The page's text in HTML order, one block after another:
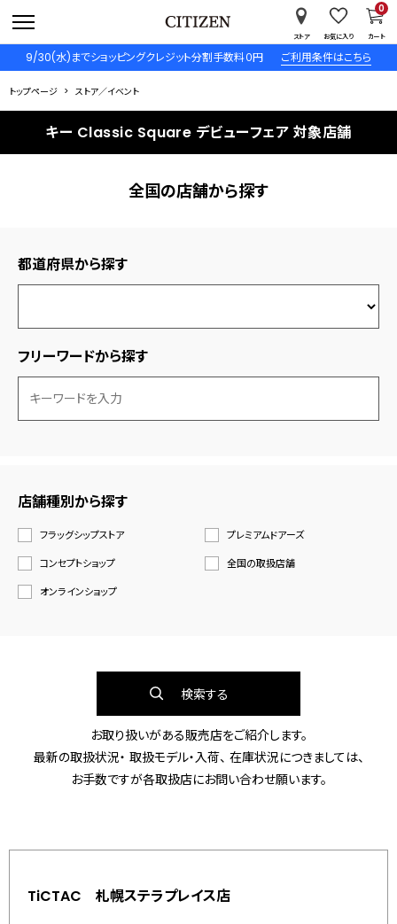
9/30(水)までショッピングクレジット分割手数料０円 ご利用条件はこちら
ストア お気に入り カート
0
トップページ ストア／イベント
キー Classic Square デビューフェア 対象店舗
全国の店舗から探す
都道府県から探す
フリーワードから探す
店舗種別から探す
フラッグシップストア
プレミアムドアーズ
コンセプトショップ
全国の取扱店舗
オンラインショップ
検索する
お取り扱いがある販売店をご紹介します。
最新の取扱状況・ 取扱モデル・入荷、 在庫状況につきましては、
お手数ですが各取扱店にお問い合わせ願います。
TiCTAC 札幌ステラプレイス店